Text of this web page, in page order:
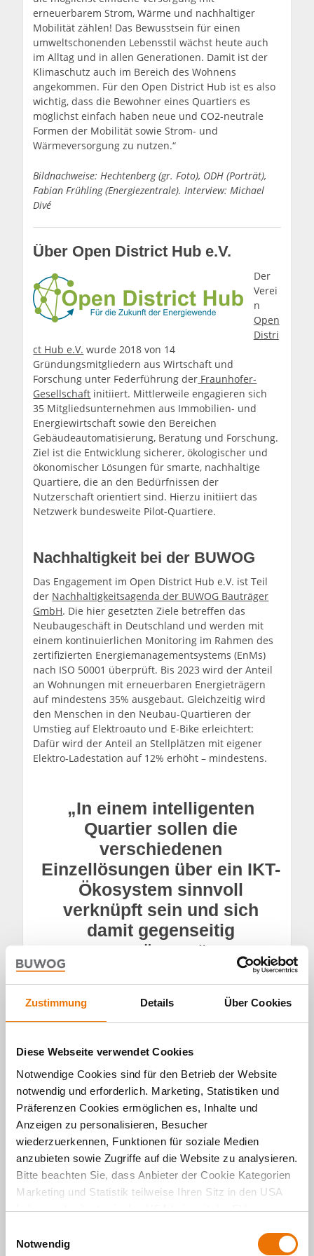
Zustimmung Details Über Cookies
Diese Webseite verwendet Cookies
Notwendige Cookies sind für den Betrieb der Website
notwendig und erforderlich. Marketing, Statistiken und
Präferenzen Cookies ermöglichen es, Inhalte und
Anzeigen zu personalisieren, Besucher
wiederzuerkennen, Funktionen für soziale Medien
anzubieten sowie Zugriffe auf die Website zu analysieren.
Bitte beachten Sie, dass Anbieter der Cookie Kategorien
Marketing und Statistik teilweise Ihren Sitz in den USA
haben und mitunter in den USA kein mit der EU
gewährleistet werden kann. Für weitere Informationen
Notwendig
erneuerbarem Strom, Wärme und nachhaltiger
Mobilität zählen! Das Bewusstsein für einen
umweltschonenden Lebensstil wächst heute auch
im Alltag und in allen Generationen. Damit ist der
Klimaschutz auch im Bereich des Wohnens
angekommen. Für den Open District Hub ist es also
wichtig, dass die Bewohner eines Quartiers es
möglichst einfach haben neue und CO2-neutrale
Formen der Mobilität sowie Strom- und
Wärmeversorgung zu nutzen.“
Bildnachweise: Hechtenberg (gr. Foto), ODH (Porträt),
Fabian Frühling (Energiezentrale). Interview: Michael
Divé
Über Open District Hub e.V.
Der
Verei
n
Open
Distri
ct Hub e.V. wurde 2018 von 14
Gründungsmitgliedern aus Wirtschaft und
Forschung unter Federführung der Fraunhofer-
Gesellschaft initiiert. Mittlerweile engagieren sich
35 Mitgliedsunternehmen aus Immobilien- und
Energiewirtschaft sowie den Bereichen
Gebäudeautomatisierung, Beratung und Forschung.
Ziel ist die Entwicklung sicherer, ökologischer und
ökonomischer Lösungen für smarte, nachhaltige
Quartiere, die an den Bedürfnissen der
Nutzerschaft orientiert sind. Hierzu initiiert das
Netzwerk bundesweite Pilot-Quartiere.
Nachhaltigkeit bei der BUWOG
Das Engagement im Open District Hub e.V. ist Teil
der Nachhaltigkeitsagenda der BUWOG Bauträger
GmbH. Die hier gesetzten Ziele betreffen das
Neubaugeschäft in Deutschland und werden mit
einem kontinuierlichen Monitoring im Rahmen des
zertifizierten Energiemanagementsystems (EnMs)
nach ISO 50001 überprüft. Bis 2023 wird der Anteil
an Wohnungen mit erneuerbaren Energieträgern
auf mindestens 35% ausgebaut. Gleichzeitig wird
den Menschen in den Neubau-Quartieren der
Umstieg auf Elektroauto und E-Bike erleichtert:
Dafür wird der Anteil an Stellplätzen mit eigener
Elektro-Ladestation auf 12% erhöht – mindestens.
„In einem intelligenten
Quartier sollen die
verschiedenen
Einzellösungen über ein IKT-
Ökosystem sinnvoll
verknüpft sein und sich
damit gegenseitig
ergänzen.“
„Als Bauträger und
Entwickler von
Stadtquartieren sind wir
daran interessiert, künftig
auch in Kooperation mit
Partnern des Open District
Hub zukunftsweisende
Projekte zu realisieren.“
Eva Weiß, Geschäftsführerin der BUWOG
Bauträger GmbH